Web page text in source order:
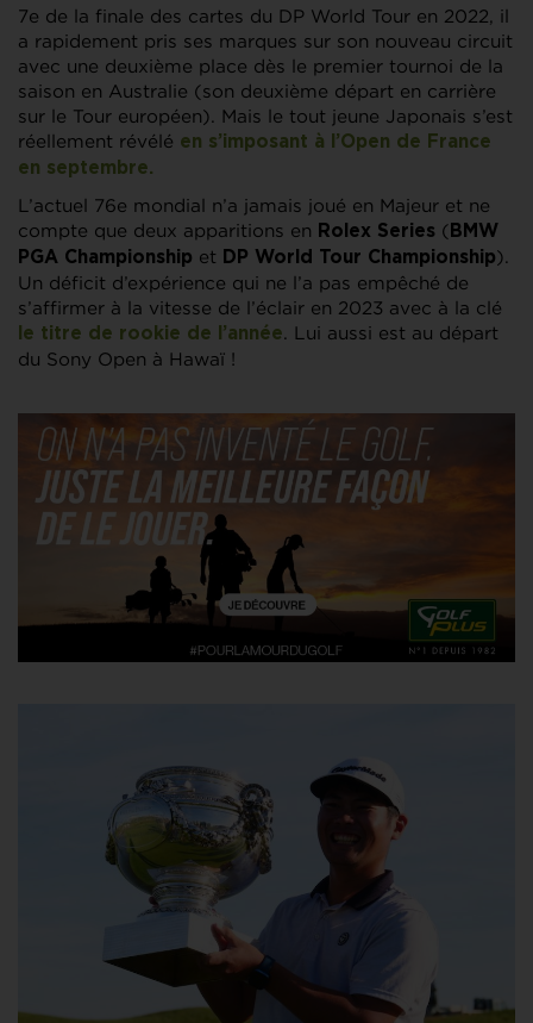
7e de la finale des cartes du DP World Tour en 2022, il
a rapidement pris ses marques sur son nouveau circuit
avec une deuxième place dès le premier tournoi de la
saison en Australie (son deuxième départ en carrière
sur le Tour européen). Mais le tout jeune Japonais s’est
réellement révélé en s’imposant à l’Open de France
en septembre.
L’actuel 76e mondial n’a jamais joué en Majeur et ne
compte que deux apparitions en Rolex Series ( BMW
PGA Championship et DP World Tour Championship).
Un déficit d’expérience qui ne l’a pas empêché de
s’affirmer à la vitesse de l’éclair en 2023 avec à la clé
le titre de rookie de l’année. Lui aussi est au départ
du Sony Open à Hawaï !